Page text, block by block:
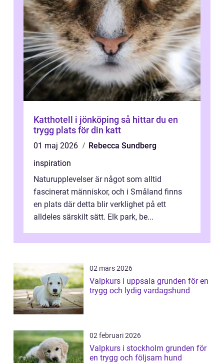
Katthotell i jönköping så hittar du en
trygg plats för din katt
01 maj 2026
Rebecca Sundberg
inspiration
Naturupplevelser är något som alltid
fascinerat människor, och i Småland finns
en plats där detta blir verklighet på ett
alldeles särskilt sätt. Elk park, be...
02 mars 2026
Valpkurs i uppsala grunden för en
trygg och lydig vardagshund
02 februari 2026
Valpkurs i stockholm grunden för
en trygg och följsam hund